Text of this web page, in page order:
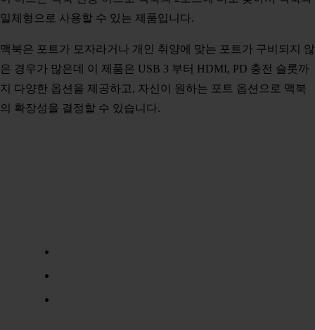
일체형으로 사용할 수 있는 제품입니다.
맥북은 포트가 모자라거나 개인 취양에 맞는 포트가 구비되지 않
은 경우가 많은데 이 제품은 USB 3 부터 HDMI, PD 충전 슬롯까
지 다양한 옵션을 제공하고, 자신이 원하는 포트 옵션으로 맥북
의 확장성을 결정할 수 있습니다.